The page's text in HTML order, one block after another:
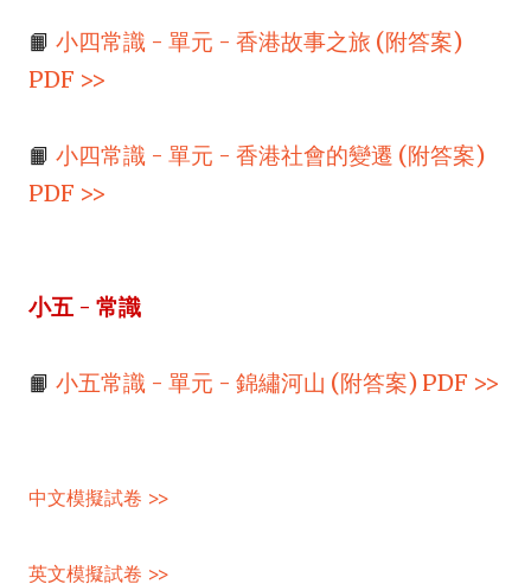
📙 小四常識 - 單元 - 香港故事之旅 (附答案)
PDF >>
📙 小四常識 - 單元 - 香港社會的變遷 (附答案)
PDF >>
小五 - 常識
📙 小五常識 - 單元 - 錦繡河山 (附答案) PDF >>
中文模擬試卷 >>
英文模擬試卷 >>